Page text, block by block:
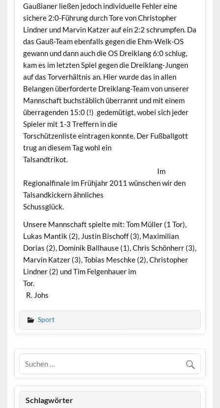
Gaußianer ließen jedoch individuelle Fehler eine
sichere 2:0-Führung durch Tore von Christopher
Lindner und Marvin Katzer auf ein 2:2 schrumpfen. Da
das Gauß-Team ebenfalls gegen die Ehm-Welk-OS
gewann und dann auch die OS Dreiklang 6:0 schlug,
kam es im letzten Spiel gegen die Dreiklang-Jungen
auf das Torverhältnis an. Hier wurde das in allen
Belangen überforderte Dreiklang-Team von unserer
Mannschaft buchstäblich überrannt und mit einem
überragenden 15:0 (!) gedemütigt, wobei sich jeder
Spieler mit 1-3 Treffern in die
Torschützenliste eintragen konnte. Der Fußballgott
trug an diesem Tag wohl ein
Talsandtrikot.
Im
Regionalfinale im Frühjahr 2011 wünschen wir den
Talsandkickern ähnliches
Schussglück.
Unsere Mannschaft spielte mit: Tom Müller (1 Tor),
Lukas Mantik (2), Justin Bischoff (3), Maximilian
Dorias (2), Dominik Ballhause (1), Chris Schönherr (3),
Marvin Katzer (3), Tobias Meschke (2), Christopher
Lindner (2) und Tim Felgenhauer im
Tor.
R. Johs
Sport
Schlagwörter